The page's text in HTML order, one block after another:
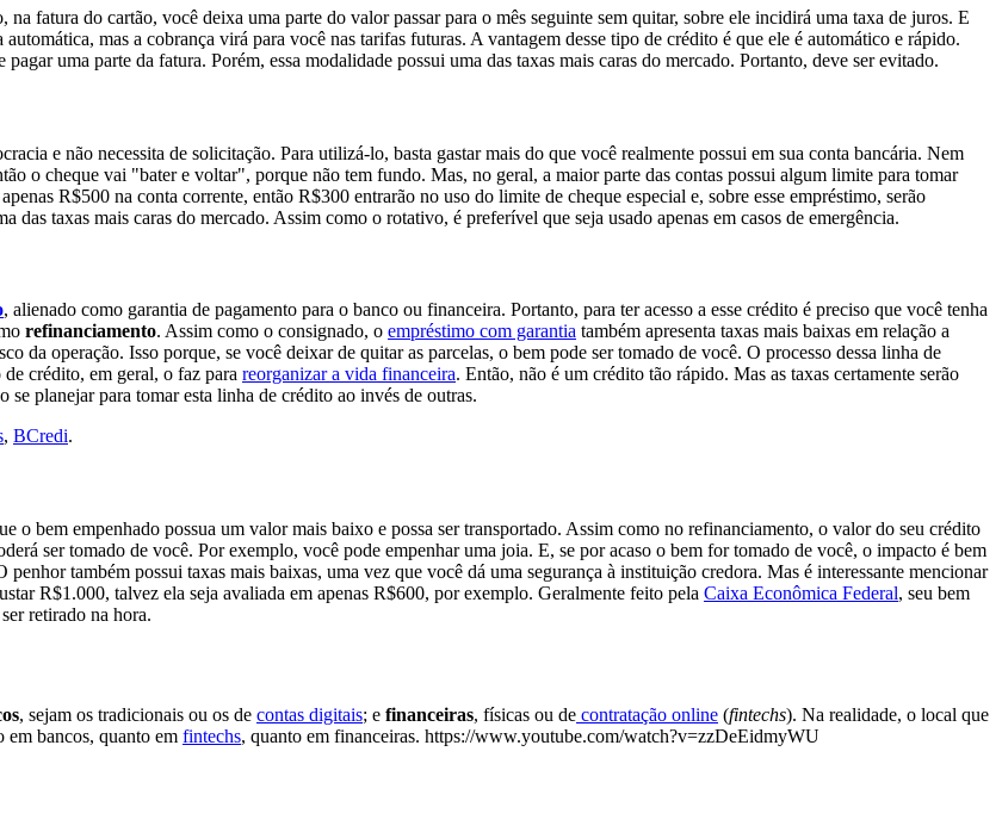
na fatura do cartão, você deixa uma parte do valor passar para o mês seguinte sem quitar, sobre ele incidirá uma taxa de juros. E
mas a cobrança virá para você nas tarifas futuras. A vantagem desse tipo de crédito é que ele é automático e rápido.
uma parte da fatura. Porém, essa modalidade possui uma das taxas mais caras do mercado. Portanto, deve ser evitado.
e não necessita de solicitação. Para utilizá-lo, basta gastar mais do que você realmente possui em sua conta bancária. Nem
o cheque vai "bater e voltar", porque não tem fundo. Mas, no geral, a maior parte das contas possui algum limite para tomar
R$500 na conta corrente, então R$300 entrarão no uso do limite de cheque especial e, sobre esse empréstimo, serão
taxas mais caras do mercado. Assim como o rotativo, é preferível que seja usado apenas em casos de emergência.
, alienado como garantia de pagamento para o banco ou financeira. Portanto, para ter acesso a esse crédito é preciso que você tenha
refinanciamento. Assim como o consignado, o empréstimo com garantia também apresenta taxas mais baixas em relação a
da operação. Isso porque, se você deixar de quitar as parcelas, o bem pode ser tomado de você. O processo dessa linha de
crédito, em geral, o faz para reorganizar a vida financeira. Então, não é um crédito tão rápido. Mas as taxas certamente serão
planejar para tomar esta linha de crédito ao invés de outras.
, BCredi.
o bem empenhado possua um valor mais baixo e possa ser transportado. Assim como no refinanciamento, o valor do seu crédito
ser tomado de você. Por exemplo, você pode empenhar uma joia. E, se por acaso o bem for tomado de você, o impacto é bem
também possui taxas mais baixas, uma vez que você dá uma segurança à instituição credora. Mas é interessante mencionar
R$1.000, talvez ela seja avaliada em apenas R$600, por exemplo. Geralmente feito pela Caixa Econômica Federal, seu bem
retirado na hora.
, sejam os tradicionais ou os de contas digitais; e financeiras, físicas ou de contratação online (fintechs). Na realidade, o local que
em bancos, quanto em fintechs, quanto em financeiras. https://www.youtube.com/watch?v=zzDeEidmyWU